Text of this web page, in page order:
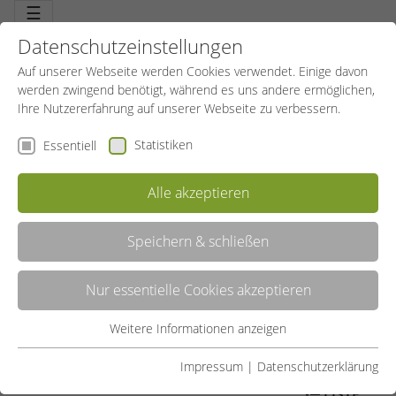
☰
PILATES
Schon ein Fitness-Klassiker im Gesundheitstraining. Ein
ausgewogenes Programm zur Muskelkräftigung, zur Verbesserung
der Körperhaltung und gleichzeitiger Sensibilisierung der
Körperwahrnehmung. Eine aktive Körpermitte, bewusstes Atmen,
kontrolliert ausgeführte Bewegungen: ein neues Körpergefühl.
Datenschutzeinstellungen
Auf unserer Webseite werden Cookies verwendet. Einige davon
werden zwingend benötigt, während es uns andere ermöglichen,
Ihre Nutzererfahrung auf unserer Webseite zu verbessern.
Essentiell Statistiken
Alle akzeptieren
Speichern & schließen
Nur essentielle Cookies akzeptieren
Essentielle Cookies werden für grundlegende Funktionen der
Weitere Informationen anzeigen
Impressum | Datenschutzerklärung